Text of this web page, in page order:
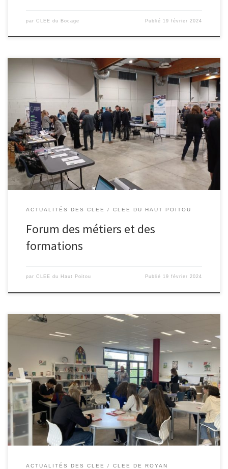
par CLEE du Bocage Publié 19 février 2024
Forum des métiers et des formations, organisé par le CLEE du
Haut-Poitou, à l’espace Jean Dousset de Neuville-de-
Poitou.L’occasion pour 500 élèves des collèges du CLEE de
rencontrer les entreprises, les lycées pro, les organismes de
formation et associations du bassin.Une journée forte en
rencontres et échanges. Bravo au CLEE du […]
ACTUALITÉS DES CLEE CLEE DU HAUT POITOU
Forum des métiers et des
formations
par CLEE du Haut Poitou Publié 19 février 2024
C’est sur le site du collège de Cozes (les vieilles vignes) que ce
forum a été parfaitement orchestré par Mmes Marcheguay et
Machala. Avec plus de 600 collégiens reçus sur 23 « secteurs
métiers » allant de l’armée à la santé en passant par le milieu
bancaire , sportif ou les métiers […]
ACTUALITÉS DES CLEE CLEE DE ROYAN